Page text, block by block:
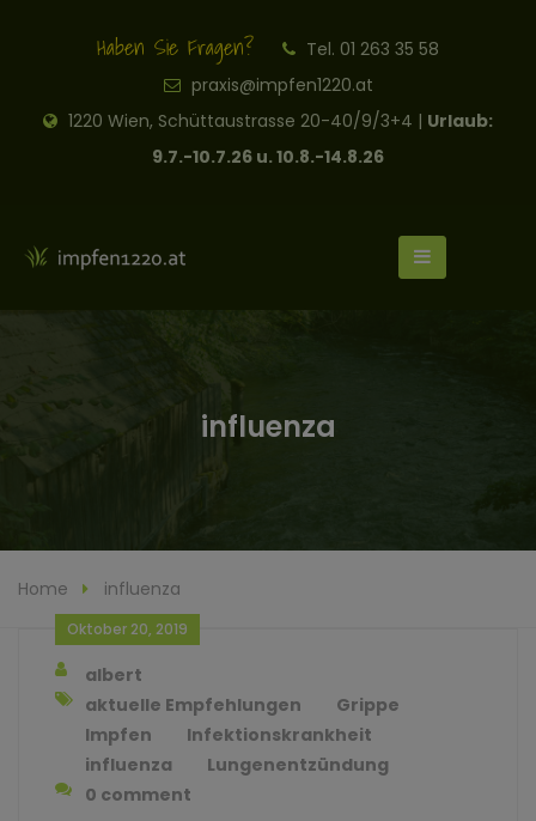
Haben Sie Fragen?
Tel. 01 263 35 58
praxis@impfen1220.at
1220 Wien, Schüttaustrasse 20-40/9/3+4 | Urlaub:
9.7.-10.7.26 u. 10.8.-14.8.26
influenza
Home influenza
Oktober 20, 2019
albert
aktuelle Empfehlungen
Grippe
Impfen
Infektionskrankheit
influenza
Lungenentzündung
0 comment